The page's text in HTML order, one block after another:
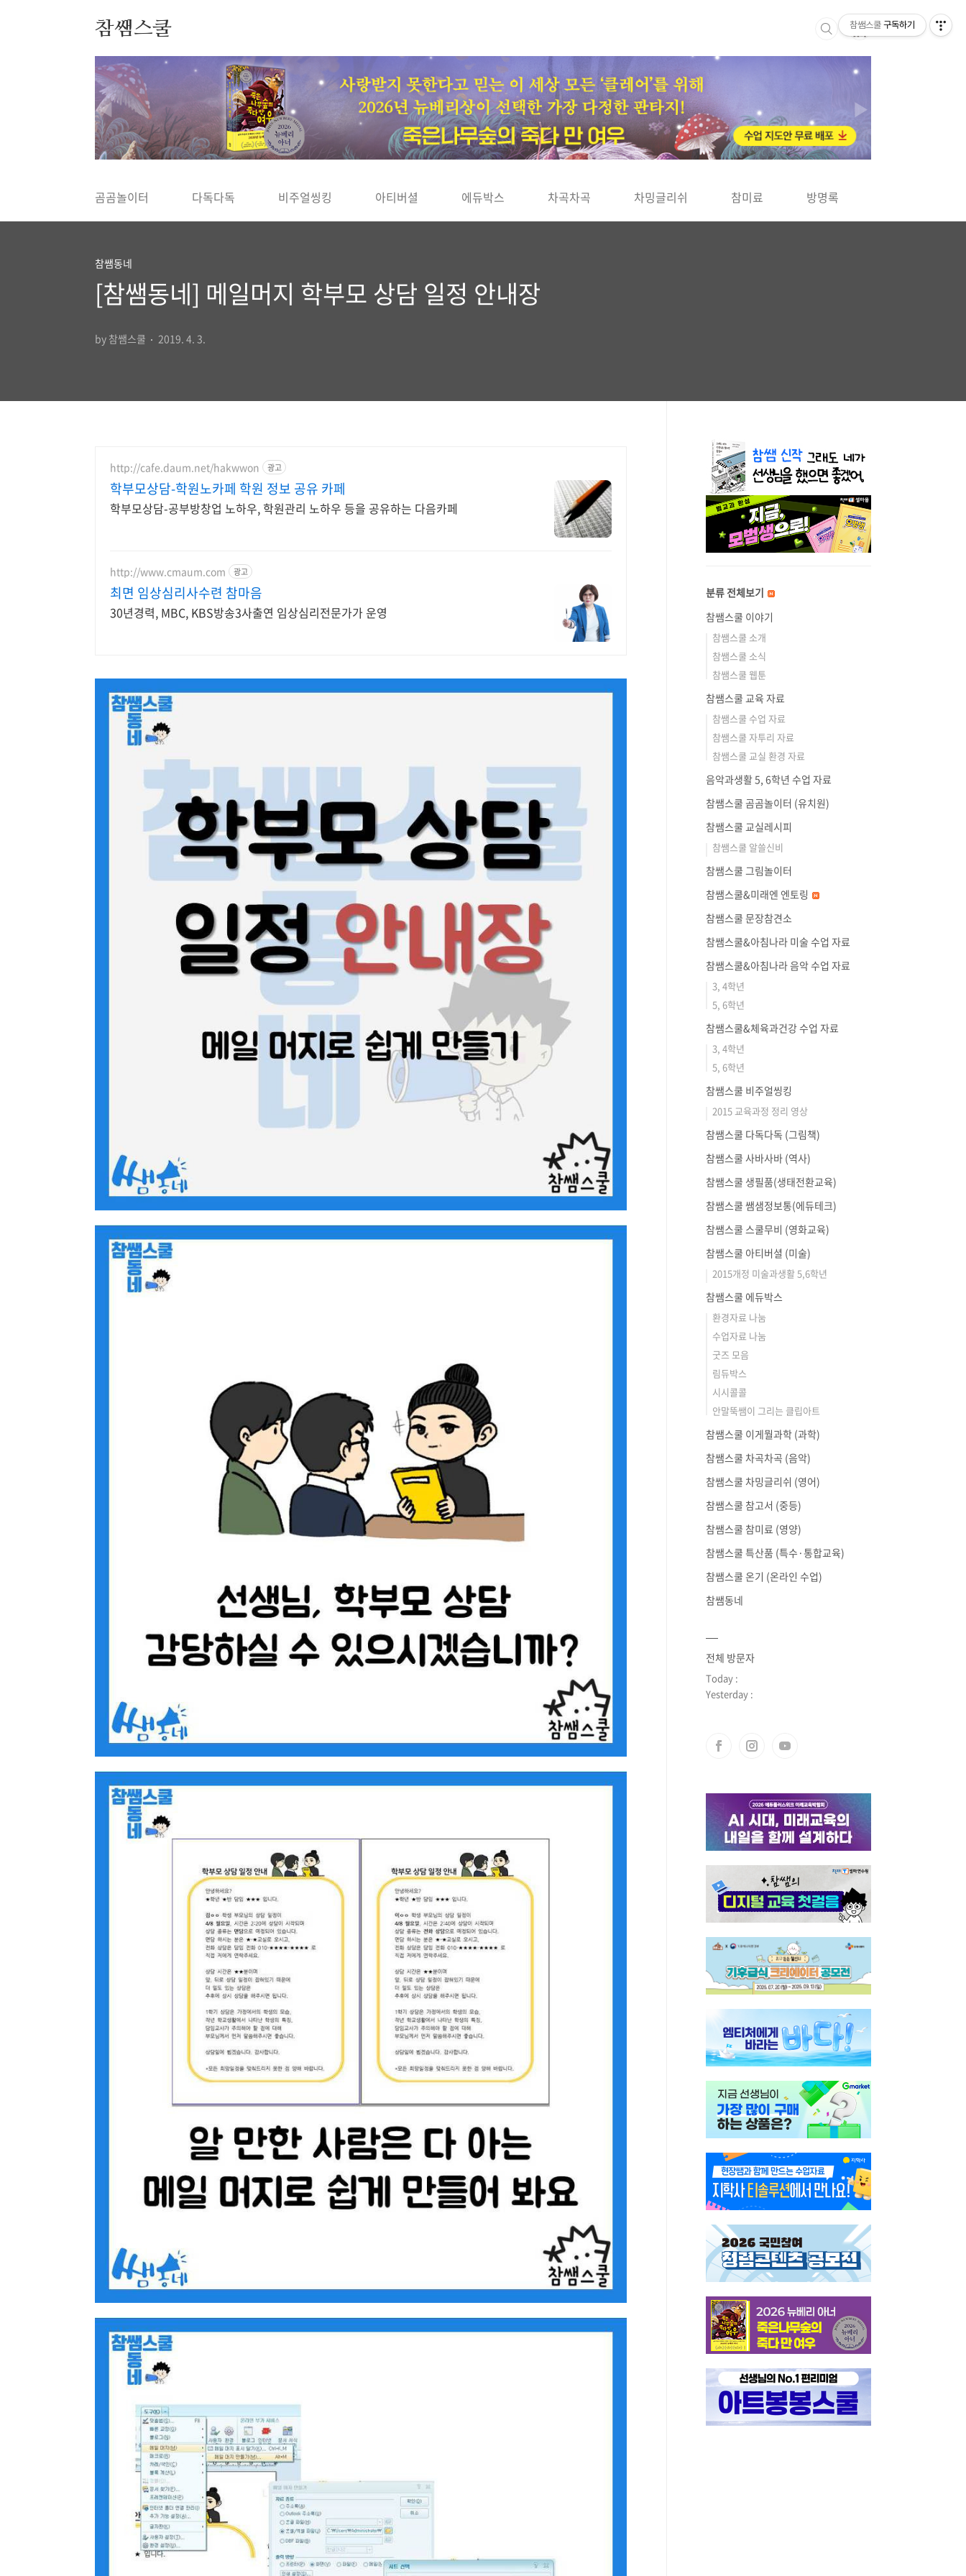
참쌤스쿨
◀ ▶
곰곰놀이터 다독다독 비주얼씽킹 아티버셜 에듀박스 차곡차곡 차밍글리쉬 참미료 방명록
참쌤동네
[참쌤동네] 메일머지 학부모 상담 일정 안내장
by 참쌤스쿨 2019. 4. 3.
http://cafe.daum.net/hakwwon 광고
학부모상담-학원노카페 학원 정보 공유 카페
학부모상담-공부방창업 노하우, 학원관리 노하우 등을 공유하는 다음카페
http://www.cmaum.com 광고
최면 임상심리사수련 참마음
30년경력, MBC, KBS방송3사출연 임상심리전문가가 운영
분류 전체보기
참쌤스쿨 이야기
참쌤스쿨 소개
참쌤스쿨 소식
참쌤스쿨 웹툰
참쌤스쿨 교육 자료
참쌤스쿨 수업 자료
참쌤스쿨 자투리 자료
참쌤스쿨 교실 환경 자료
음악과생활 5, 6학년 수업 자료
참쌤스쿨 곰곰놀이터 (유치원)
참쌤스쿨 교실레시피
참쌤스쿨 알쓸신비
참쌤스쿨 그림놀이터
참쌤스쿨&미래엔 엔토링
참쌤스쿨 문장참견소
참쌤스쿨&아침나라 미술 수업 자료
참쌤스쿨&아침나라 음악 수업 자료
3, 4학년
5, 6학년
참쌤스쿨&체육과건강 수업 자료
3, 4학년
5, 6학년
참쌤스쿨 비주얼씽킹
2015 교육과정 정리 영상
참쌤스쿨 다독다독 (그림책)
참쌤스쿨 사바사바 (역사)
참쌤스쿨 생필품(생태전환교육)
참쌤스쿨 쌤샘정보통(에듀테크)
참쌤스쿨 스쿨무비 (영화교육)
참쌤스쿨 아티버셜 (미술)
2015개정 미술과생활 5,6학년
참쌤스쿨 에듀박스
환경자료 나눔
수업자료 나눔
굿즈 모음
림듀박스
시시콜콜
안말뚝쌤이 그리는 클립아트
참쌤스쿨 이게뭘과학 (과학)
참쌤스쿨 차곡차곡 (음악)
참쌤스쿨 차밍글리쉬 (영어)
참쌤스쿨 참고서 (중등)
참쌤스쿨 참미료 (영양)
참쌤스쿨 특산품 (특수·통합교육)
참쌤스쿨 온기 (온라인 수업)
참쌤동네
전체 방문자
Today :
Yesterday :
참쌤스쿨 구독하기